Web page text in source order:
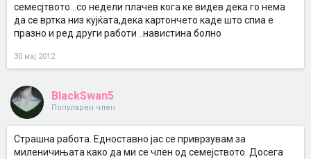
семесјтвото...со недели плачев кога ке видев дека го нема
да се вртка низ кујќата,дека картончето каде што спиа е
празно и ред други работи ..навистина болно
30 мај 2012
BlackSwan5
Популарен член
Страшна работа. Едноставно јас се приврзувам за
миленичињата како да ми се член од семејството. Досега